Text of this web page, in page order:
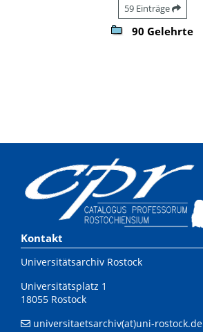
59 Einträge
90 Gelehrte
Kontakt
Universitätsarchiv Rostock
Universitätsplatz 1
18055 Rostock
universitaetsarchiv(at)uni-rostock.de